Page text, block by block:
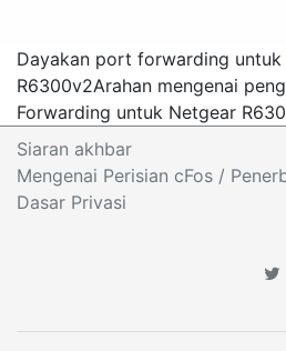
Dayakan port forwarding untuk
R6300v2Arahan mengenai
Forwarding untuk Netgear
Siaran akhbar
Mengenai Perisian cFos /
Dasar Privasi